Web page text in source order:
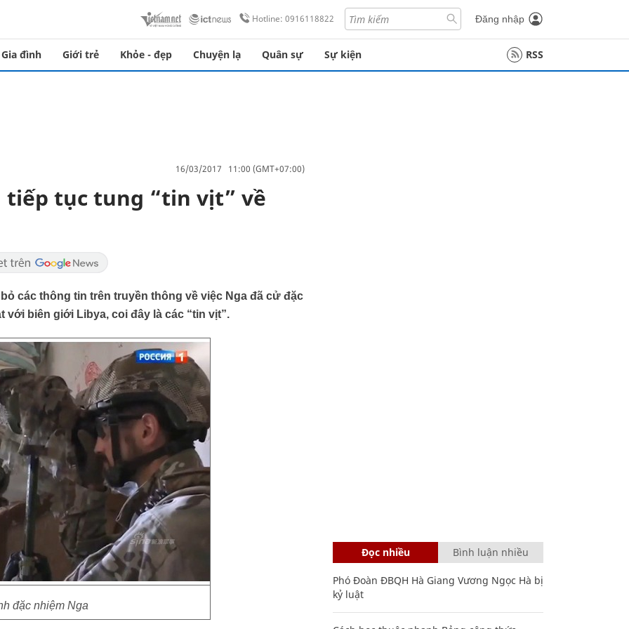
Hotline: 0916118822 Đăng nhập
Gia đình Giới trẻ Khỏe - đẹp Chuyện lạ Quân sự Sự kiện RSS
16/03/2017 11:00 (GMT+07:00)
tục tung “tin vịt” về
các thông tin trên truyền thông về việc Nga đã cử đặc
biên giới Libya, coi đây là các “tin vịt”.
đặc nhiệm Nga
Đọc nhiều Bình luận nhiều
Phó Đoàn ĐBQH Hà Giang Vương Ngọc Hà bị
kỷ luật